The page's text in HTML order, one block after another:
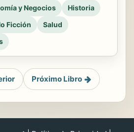
y Negocios
Historia
Ficción
Salud
Próximo Libro